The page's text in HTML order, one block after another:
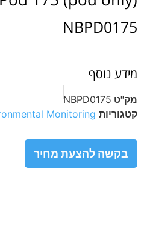
NBPD0175
מידע נוסף
מק"ט NBPD0175
קטגוריות Monitoring
בקשה להצעת מחיר